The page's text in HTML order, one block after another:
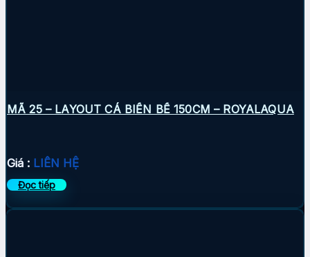
MÃ 25 – LAYOUT CÁ BIỂN BỂ 150CM – ROYALAQUA
Giá : LIÊN HỆ
Đọc tiếp